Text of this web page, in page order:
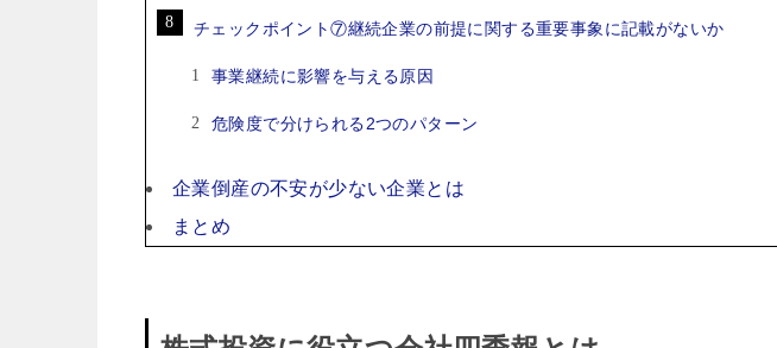
チェックポイント⑦継続企業の前提に関する重要事象に記載がないか
事業継続に影響を与える原因
危険度で分けられる2つのパターン
企業倒産の不安が少ない企業とは
まとめ